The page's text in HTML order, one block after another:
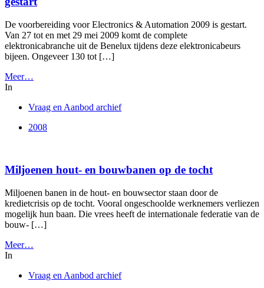
De voorbereiding voor Electronics & Automation 2009 is gestart.
Van 27 tot en met 29 mei 2009 komt de complete
elektronicabranche uit de Benelux tijdens deze elektronicabeurs
bijeen. Ongeveer 130 tot […]
Meer…
In
Vraag en Aanbod archief
2008
Miljoenen hout- en bouwbanen op de tocht
Miljoenen banen in de hout- en bouwsector staan door de
kredietcrisis op de tocht. Vooral ongeschoolde werknemers verliezen
mogelijk hun baan. Die vrees heeft de internationale federatie van de
bouw- […]
Meer…
In
Vraag en Aanbod archief